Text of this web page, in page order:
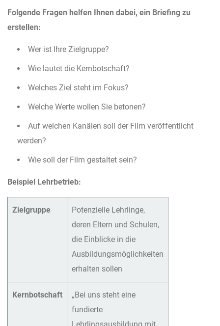
Folgende Fragen helfen Ihnen dabei, ein Briefing zu
erstellen:
Wer ist Ihre Zielgruppe?
Wie lautet die Kernbotschaft?
Welches Ziel steht im Fokus?
Welche Werte wollen Sie betonen?
Auf welchen Kanälen soll der Film veröffentlicht
werden?
Wie soll der Film gestaltet sein?
Beispiel Lehrbetrieb:
Zielgruppe
Potenzielle Lehrlinge,
deren Eltern und Schulen,
die Einblicke in die
Ausbildungsmöglichkeiten
erhalten sollen
Kernbotschaft
„Bei uns steht eine
fundierte
Lehrlingsausbildung mit